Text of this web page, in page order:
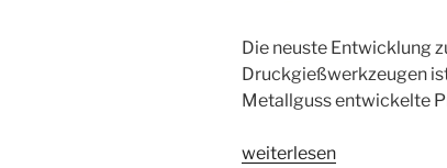
Die neuste Entwicklung
Druckgießwerkzeugen
Metallguss entwickelte
„Wärmetechnische
weiterlesen